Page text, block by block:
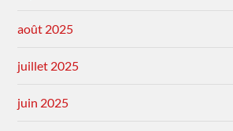
août 2025
juillet 2025
juin 2025